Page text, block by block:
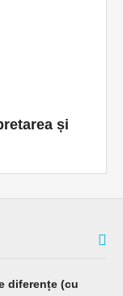
și
diferențe (cu